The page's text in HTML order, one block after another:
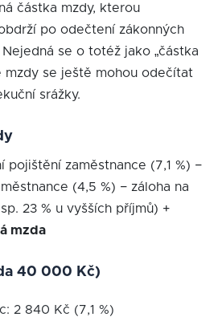
částka mzdy, kterou
po odečtení zákonných
se o totéž jako „částka
se ještě mohou odečítat
srážky.
pojištění zaměstnance (7,1 %) −
(4,5 %) − záloha na
23 % u vyšších příjmů) +
mzda
40 000 Kč)
2 840 Kč (7,1 %)